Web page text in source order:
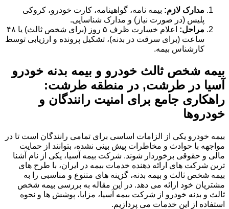
مدارک لازم: بیمه نامه، گواهینامه، کارت خودرو، کروکی
پلیس (در صورت نیاز) و مدارک شناسایی.
مراحل:
اعلام خسارت ظرف ۵ روز (برای شخص ثالث) یا ۴۸
ساعت (برای سرقت در بدنه)، تشکیل پرونده و ارزیابی توسط
کارشناس بیمه.
بیمه شخص ثالث خودرو و بیمه بدنه خودرو
آسیا در طرشت, در منطقه طرشت:
راهکاری جامع برای امنیت رانندگان و
خودروها
بیمه خودرو یکی از الزامات اساسی برای تمامی رانندگان است تا در
مواجهه با حوادث و مخاطرات پیش بینی نشده، بتوانند از حمایت
مالی و حقوقی برخوردار شوند. شرکت بیمه آسیا، یکی از نام آشنا
ترین شرکت های ارائه دهنده خدمات بیمه در ایران، با طرح های
بیمه شخص ثالث و بیمه بدنه، گزینه های متنوع و مناسبی را به
مشتریان خود ارائه می دهد. در این مقاله به بررسی بیمه شخص
ثالث و بدنه خودرو از شرکت بیمه آسیا، مزایا، پوشش ها و نحوه
استفاده از این خدمات می پردازیم.